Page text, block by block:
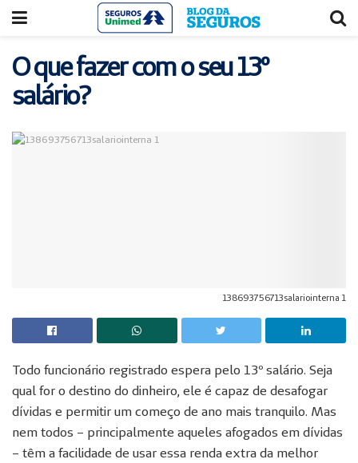
O que fazer com o seu 13º
salário?
138693756713salariointerna 1
Todo funcionário registrado espera pelo 13º salário. Seja
qual for o destino do dinheiro, ele é capaz de desafogar
dívidas e permitir um começo de ano mais tranquilo. Mas
nem todos – principalmente aqueles afogados em dívidas
– têm a facilidade de usar essa renda extra da melhor